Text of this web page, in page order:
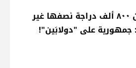
أكثر من ٨٠٠ ألف دراجة نصفها غير
على "دولابَين"!